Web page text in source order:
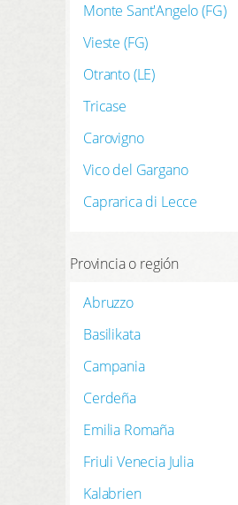
Monte Sant'Angelo (FG)
Vieste (FG)
Otranto (LE)
Tricase
Carovigno
Vico del Gargano
Caprarica di Lecce
Provincia o región
Abruzzo
Basilikata
Campania
Cerdeña
Emilia Romaña
Friuli Venecia Julia
Kalabrien